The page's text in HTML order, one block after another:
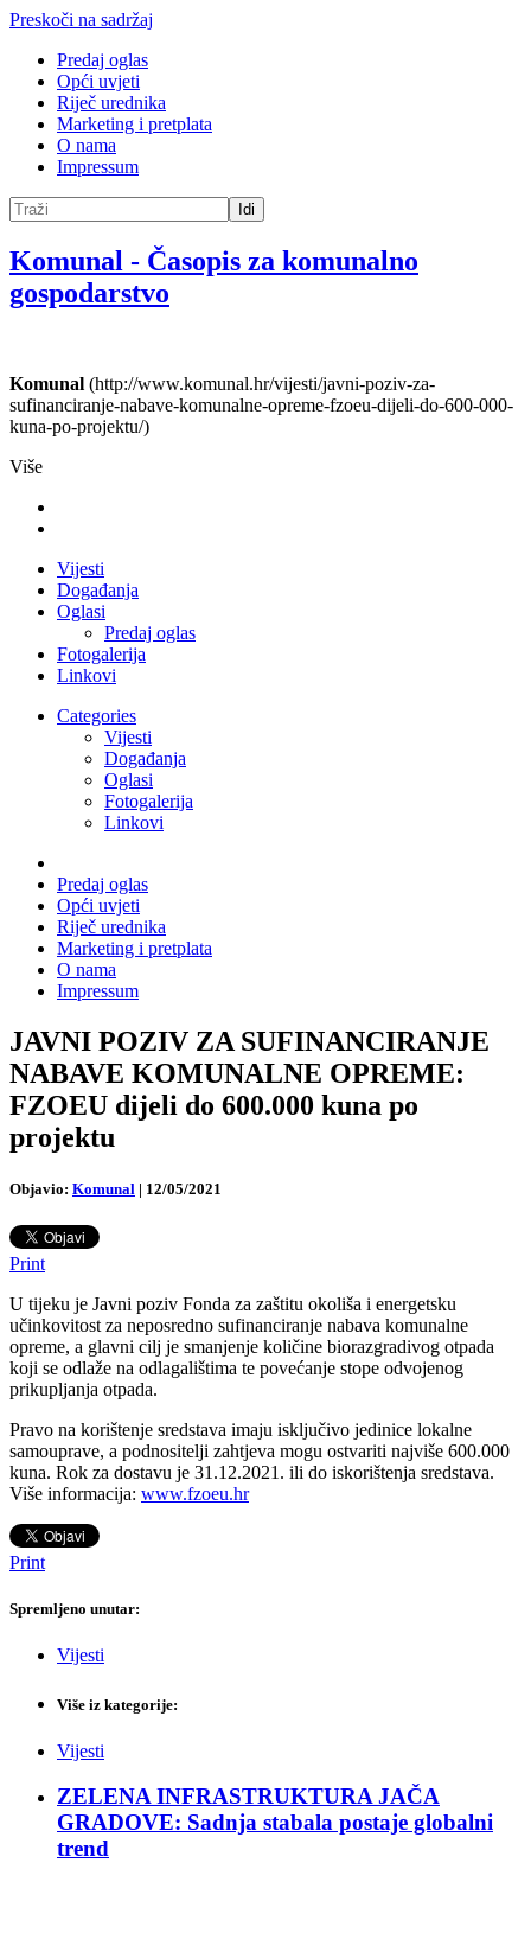
Preskoči na sadržaj
Predaj oglas
Opći uvjeti
Riječ urednika
Marketing i pretplata
O nama
Impressum
Idi
Komunal - Časopis za komunalno
gospodarstvo
Komunal (http://www.komunal.hr/vijesti/javni-poziv-za-
sufinanciranje-nabave-komunalne-opreme-fzoeu-dijeli-do-600-000-
kuna-po-projektu/)
Više
Vijesti
Događanja
Oglasi
Predaj oglas
Fotogalerija
Linkovi
Categories
Vijesti
Događanja
Oglasi
Fotogalerija
Linkovi
Predaj oglas
Opći uvjeti
Riječ urednika
Marketing i pretplata
O nama
Impressum
JAVNI POZIV ZA SUFINANCIRANJE
NABAVE KOMUNALNE OPREME:
FZOEU dijeli do 600.000 kuna po
projektu
Objavio: Komunal | 12/05/2021
Print
U tijeku je Javni poziv Fonda za zaštitu okoliša i energetsku
učinkovitost za neposredno sufinanciranje nabava komunalne
opreme, a glavni cilj je smanjenje količine biorazgradivog otpada
koji se odlaže na odlagalištima te povećanje stope odvojenog
prikupljanja otpada.
Pravo na korištenje sredstava imaju isključivo jedinice lokalne
samouprave, a podnositelji zahtjeva mogu ostvariti najviše 600.000
kuna. Rok za dostavu je 31.12.2021. ili do iskorištenja sredstava.
Više informacija: www.fzoeu.hr
Print
Spremljeno unutar:
Vijesti
Više iz kategorije:
Vijesti
ZELENA INFRASTRUKTURA JAČA
GRADOVE: Sadnja stabala postaje globalni
trend